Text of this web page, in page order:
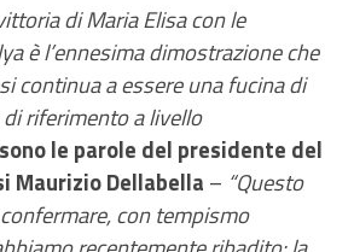
di Maria Elisa con le
è l’ennesima dimostrazione che
continua a essere una fucina di
riferimento a livello
sono le parole del presidente del
Maurizio Dellabella – “Questo
con tempismo